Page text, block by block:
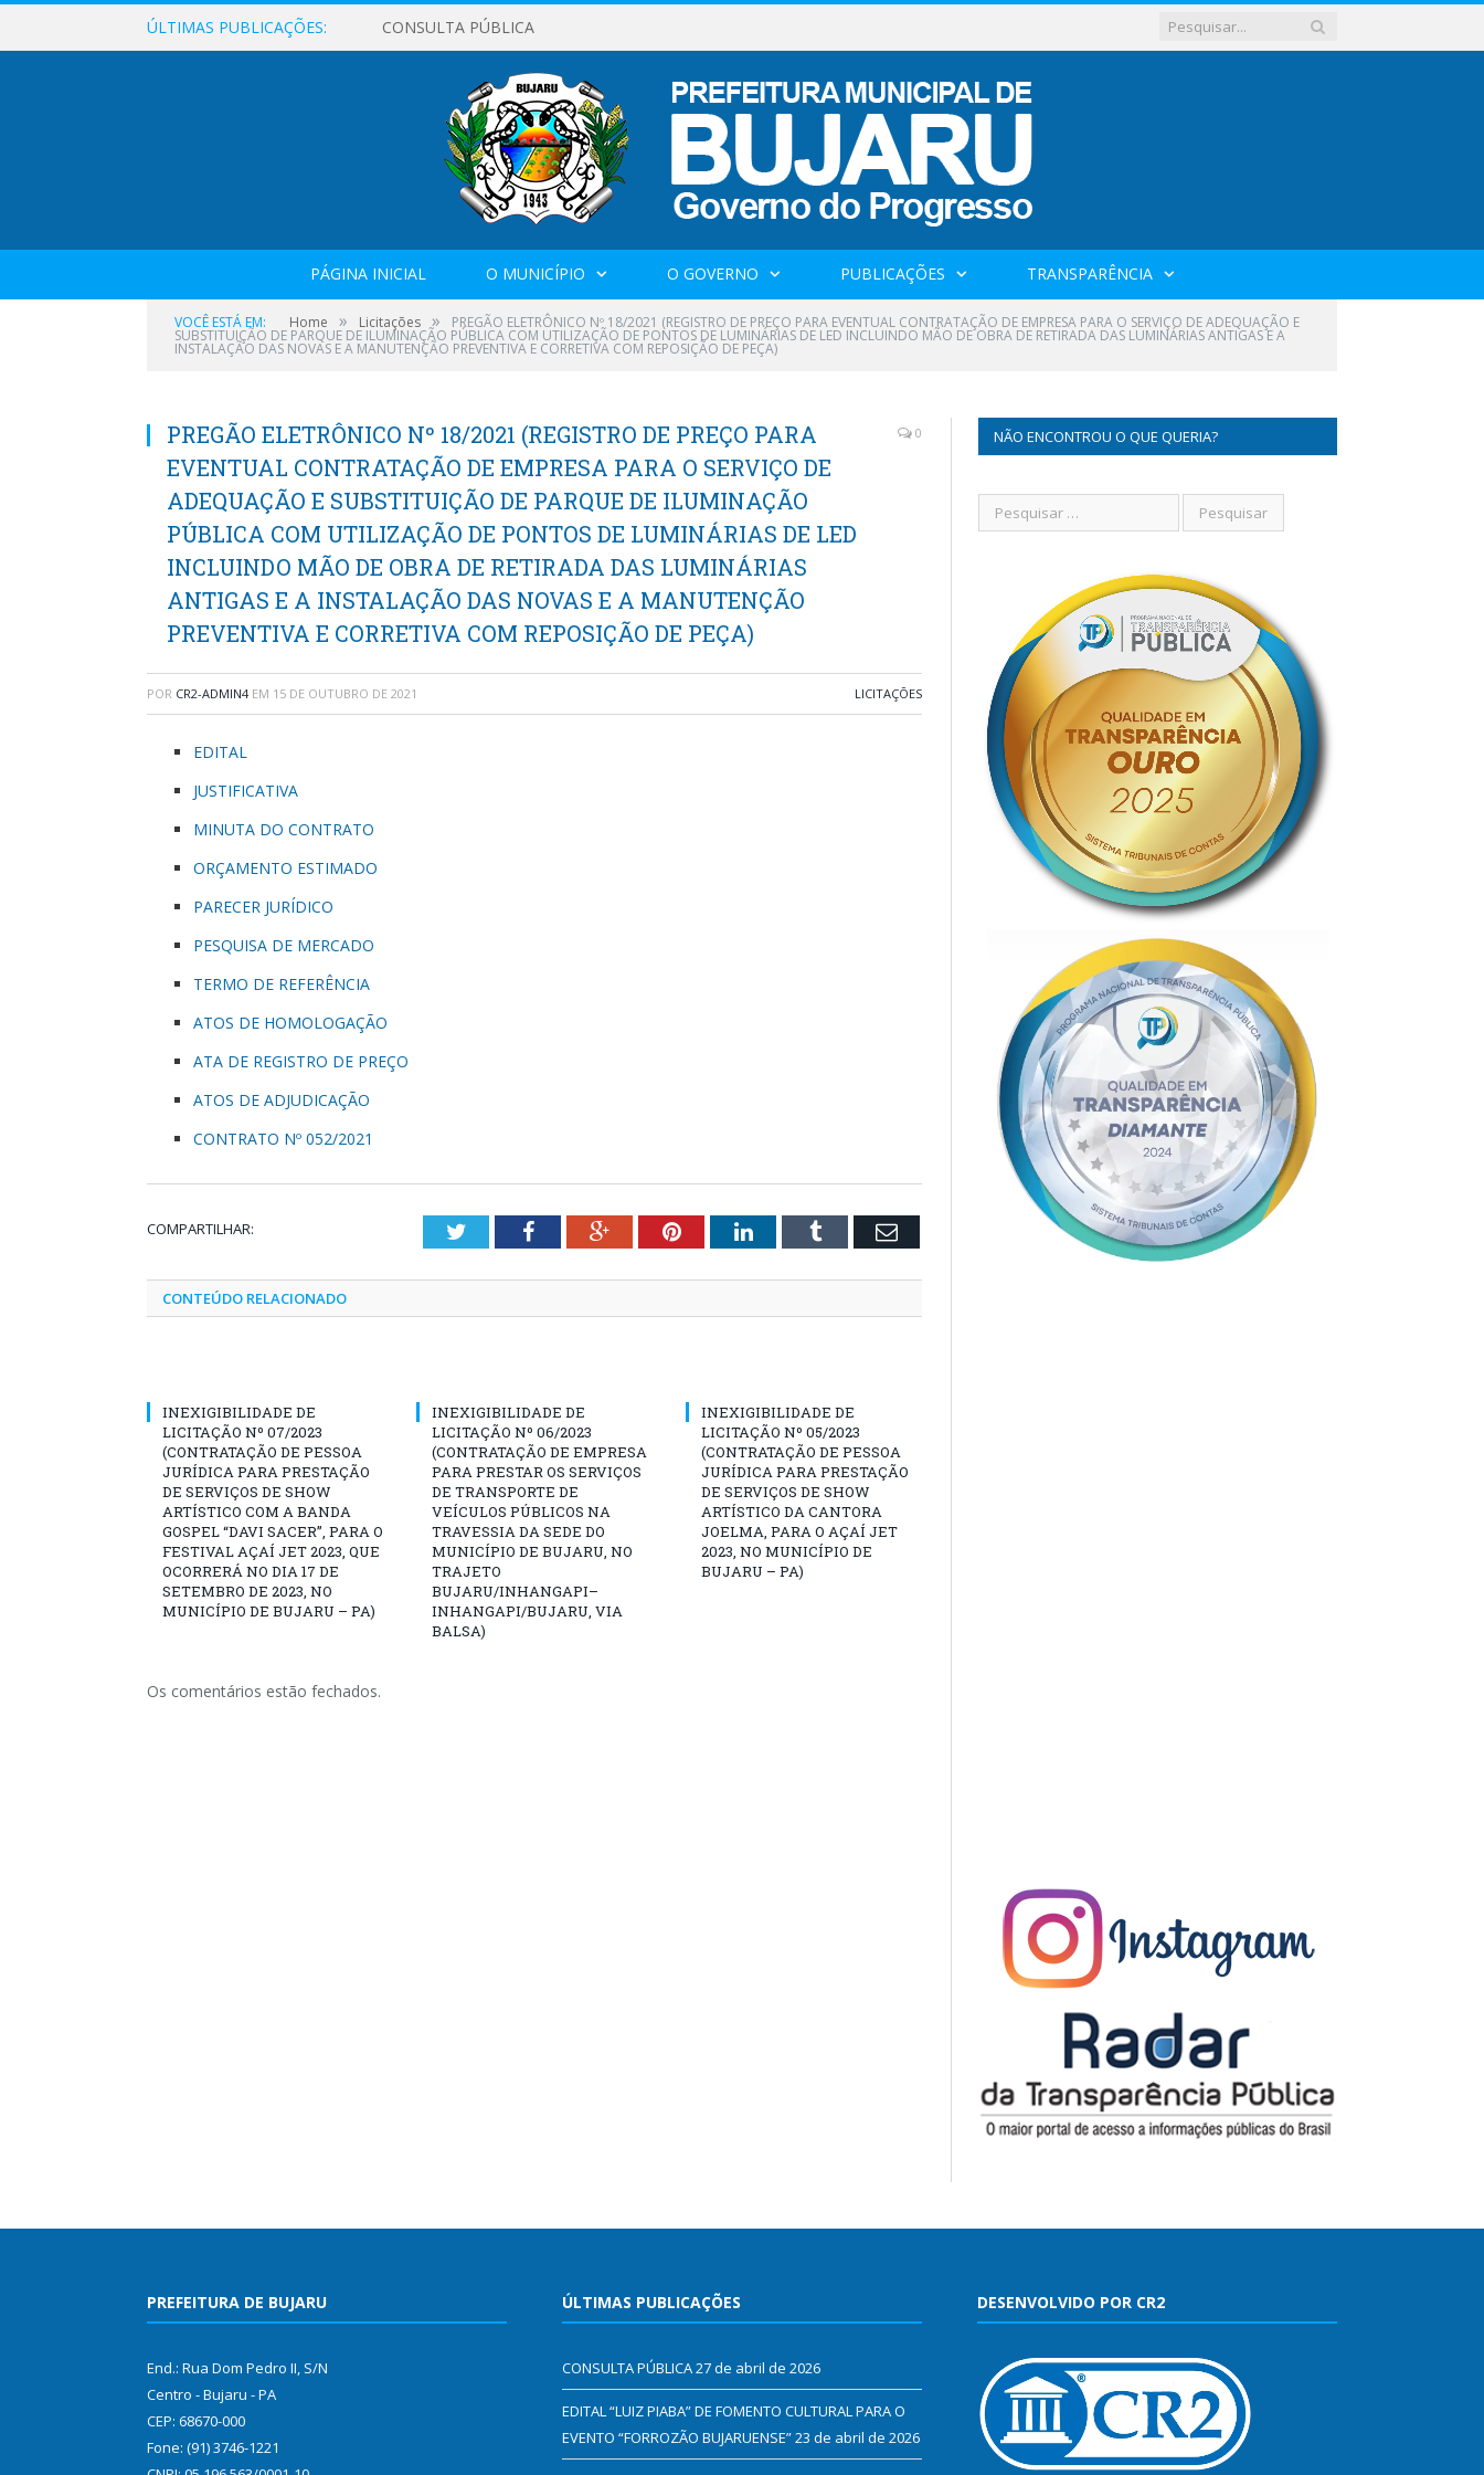
ÚLTIMAS PUBLICAÇÕES: CONSULTA PÚBLICA
PÁGINA INICIAL O MUNICÍPIO O GOVERNO PUBLICAÇÕES TRANSPARÊNCIA
VOCÊ ESTÁ EM: Home » Licitações » PREGÃO ELETRÔNICO Nº 18/2021 (REGISTRO DE PREÇO PARA EVENTUAL CONTRATAÇÃO DE EMPRESA PARA O SERVIÇO DE ADEQUAÇÃO E
SUBSTITUIÇÃO DE PARQUE DE ILUMINAÇÃO PÚBLICA COM UTILIZAÇÃO DE PONTOS DE LUMINÁRIAS DE LED INCLUINDO MÃO DE OBRA DE RETIRADA DAS LUMINÁRIAS ANTIGAS E A
INSTALAÇÃO DAS NOVAS E A MANUTENÇÃO PREVENTIVA E CORRETIVA COM REPOSIÇÃO DE PEÇA)
PREGÃO ELETRÔNICO Nº 18/2021 (REGISTRO DE PREÇO PARA
EVENTUAL CONTRATAÇÃO DE EMPRESA PARA O SERVIÇO DE
ADEQUAÇÃO E SUBSTITUIÇÃO DE PARQUE DE ILUMINAÇÃO
PÚBLICA COM UTILIZAÇÃO DE PONTOS DE LUMINÁRIAS DE LED
INCLUINDO MÃO DE OBRA DE RETIRADA DAS LUMINÁRIAS
ANTIGAS E A INSTALAÇÃO DAS NOVAS E A MANUTENÇÃO
PREVENTIVA E CORRETIVA COM REPOSIÇÃO DE PEÇA)
0
POR CR2-ADMIN4 EM 15 DE OUTUBRO DE 2021 LICITAÇÕES
EDITAL
JUSTIFICATIVA
MINUTA DO CONTRATO
ORÇAMENTO ESTIMADO
PARECER JURÍDICO
PESQUISA DE MERCADO
TERMO DE REFERÊNCIA
ATOS DE HOMOLOGAÇÃO
ATA DE REGISTRO DE PREÇO
ATOS DE ADJUDICAÇÃO
CONTRATO Nº 052/2021
COMPARTILHAR: TwitterFacebookGoogle+PinterestLinkedInTumblr Email
CONTEÚDO RELACIONADO
INEXIGIBILIDADE DE
LICITAÇÃO Nº 07/2023
(CONTRATAÇÃO DE PESSOA
JURÍDICA PARA PRESTAÇÃO
DE SERVIÇOS DE SHOW
ARTÍSTICO COM A BANDA
GOSPEL “DAVI SACER”, PARA O
FESTIVAL AÇAÍ JET 2023, QUE
OCORRERÁ NO DIA 17 DE
SETEMBRO DE 2023, NO
MUNICÍPIO DE BUJARU – PA)
INEXIGIBILIDADE DE
LICITAÇÃO Nº 06/2023
(CONTRATAÇÃO DE EMPRESA
PARA PRESTAR OS SERVIÇOS
DE TRANSPORTE DE
VEÍCULOS PÚBLICOS NA
TRAVESSIA DA SEDE DO
MUNICÍPIO DE BUJARU, NO
TRAJETO
BUJARU/INHANGAPI–
INHANGAPI/BUJARU, VIA
BALSA)
INEXIGIBILIDADE DE
LICITAÇÃO Nº 05/2023
(CONTRATAÇÃO DE PESSOA
JURÍDICA PARA PRESTAÇÃO
DE SERVIÇOS DE SHOW
ARTÍSTICO DA CANTORA
JOELMA, PARA O AÇAÍ JET
2023, NO MUNICÍPIO DE
BUJARU – PA)
Os comentários estão fechados.
NÃO ENCONTROU O QUE QUERIA?
PREFEITURA DE BUJARU
End.: Rua Dom Pedro II, S/N
Centro - Bujaru - PA
CEP: 68670-000
Fone: (91) 3746-1221
ÚLTIMAS PUBLICAÇÕES
CONSULTA PÚBLICA27 de abril de 2026
EDITAL “LUIZ PIABA” DE FOMENTO CULTURAL PARA O
EVENTO “FORROZÃO BUJARUENSE”23 de abril de 2026
DESENVOLVIDO POR CR2